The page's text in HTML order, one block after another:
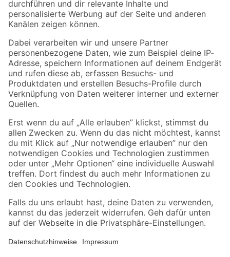
Folge uns
Zahlungsarten Versandarten
Sicher einkaufen
Jetzt die toom-App herunterladen
Alle Preisangaben in EUR inkl. gesetzl. MwSt.. Die dargestellten Angebote sind unter
Umständen nicht in allen Märkten verfügbar. Die angegebenen Verfügbarkeiten beziehen
Produkte nur solange der Vorrat reicht.
*Paketversand ab 59 € versandkostenfrei, gilt nicht für Artikel mit Speditionsversand, hier